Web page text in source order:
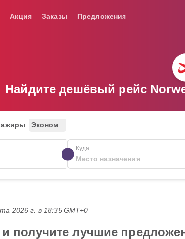
Акция Заказы Предложения
Найдите дешёвый рейс
Эконом
Куда
2026 г. в 18:35 GMT+0
получите лучшие